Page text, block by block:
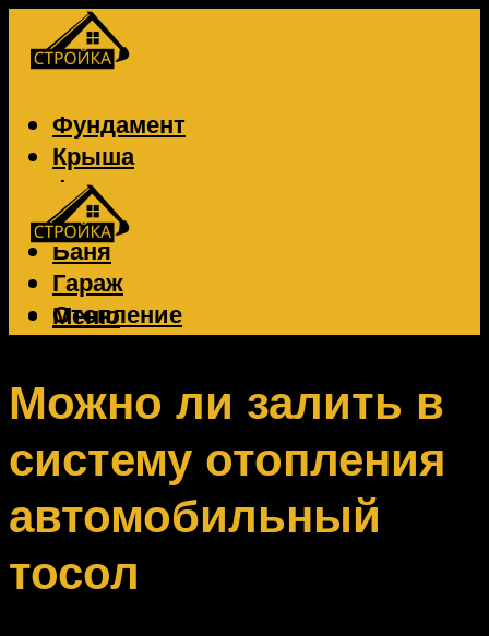
Фундамент
Крыша
Фасад
Забор
Баня
Гараж
Отопление
Вентиляция
Меню
Меню
Можно ли залить в
систему отопления
автомобильный
тосол